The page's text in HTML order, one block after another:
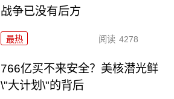
战争已没有后方
最热 阅读 4278
766亿买不来安全？美核潜光鲜
\"大计划\"的背后